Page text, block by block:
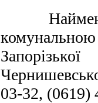
03-32, (0619)